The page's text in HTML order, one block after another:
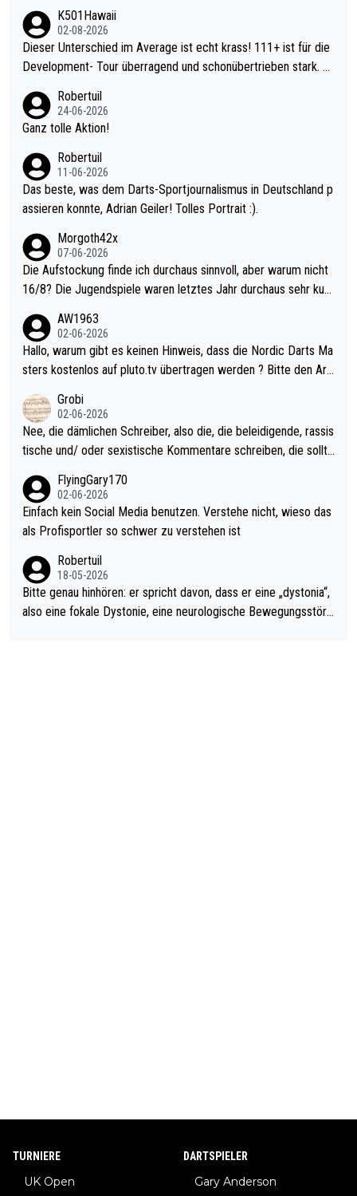
K501Hawaii
02-08-2026
Dieser Unterschied im Average ist echt krass! 111+ ist für die
Development- Tour überragend und schonübertrieben stark. U
mal 40+ erst recht. Da gewinnst keinen Blumentopf - ist ja noc
h krasser wie ein Pokalspiel eines Kreisligisten vs einem Bund
Robertuil
24-06-2026
Ganz tolle Aktion!
Robertuil
11-06-2026
Das beste, was dem Darts-Sportjournalismus in Deutschland p
assieren konnte, Adrian Geiler! Tolles Portrait :).
Morgoth42x
07-06-2026
Die Aufstockung finde ich durchaus sinnvoll, aber warum nicht
16/8? Die Jugendspiele waren letztes Jahr durchaus sehr kurz
Allerdings ist Mitchell Lawrie als Nummer 1 der Welt eh qualifi
ziert. Somit ändert die automatische Qualifikation des Weltmei
sters erstmal nichts. Ich denke sie wollen damit für nächstes J
ohl wenig WDF Turniere spielen. Dies war bei Archie Self letzt
es Jahr der Fall. Er musste als amtierender Weltmeister durch
den Qualifier und ich glaube kaum, dass Mitchel sich das (in Ve
el hat.
AW1963
02-06-2026
Hallo, warum gibt es keinen Hinweis, dass die Nordic Darts Ma
sters kostenlos auf pluto.tv übertragen werden ? Bitte den Arti
Grobi
02-06-2026
Nee, die dämlichen Schreiber, also die, die beleidigende, rassis
tische und/ oder sexistische Kommentare schreiben, die sollte
s Leben in den Griff kriegen. Nur eins wundert mich: Luke Little
r war doch neulich erst derjenige, der über Social Media GvV p
rovoziert hat. Und Littlers Mutter schießt öfters mal gegen Ric
FlyingGary170
02-06-2026
Einfach kein Social Media benutzen. Verstehe nicht, wieso das
als Profisportler so schwer zu verstehen ist
Robertuil
18-05-2026
Bitte genau hinhören: er spricht davon, dass er eine „dystonia“,
also eine fokale Dystonie, eine neurologische Bewegungsstöru
TURNIERE
UK Open
DARTSPIELER
Gary Anderson